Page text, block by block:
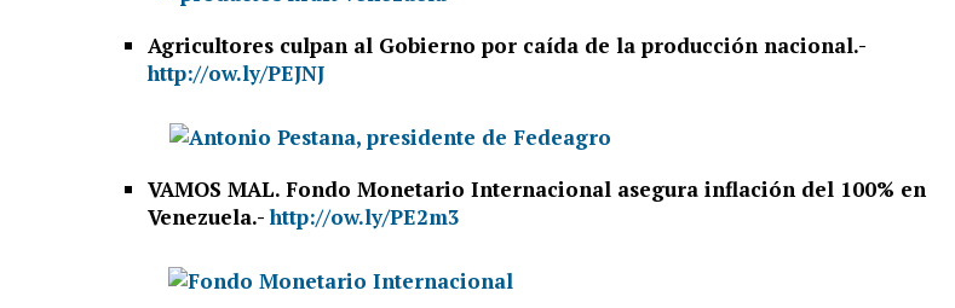
Agricultores culpan al Gobierno por caída de la producción nacional.-
http://ow.ly/PEJNJ
VAMOS MAL. Fondo Monetario Internacional asegura inflación del 100% en
Venezuela.-http://ow.ly/PE2m3